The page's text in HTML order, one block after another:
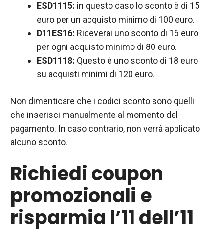
ESD1115: in questo caso lo sconto è di 15
euro per un acquisto minimo di 100 euro.
D11ES16: Riceverai uno sconto di 16 euro
per ogni acquisto minimo di 80 euro.
ESD1118: Questo è uno sconto di 18 euro
su acquisti minimi di 120 euro.
Non dimenticare che i codici sconto sono quelli
che inserisci manualmente al momento del
pagamento. In caso contrario, non verrà applicato
alcuno sconto.
Richiedi coupon
promozionali e
risparmia l’11 dell’11